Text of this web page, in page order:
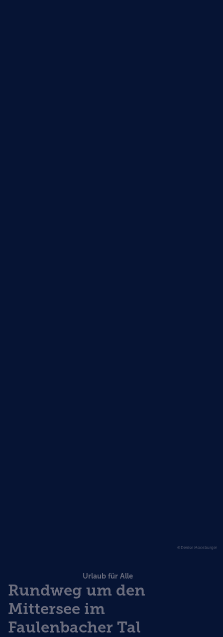
©Denise Moosburger
Urlaub für Alle
Rundweg um den
Mittersee im
Faulenbacher Tal